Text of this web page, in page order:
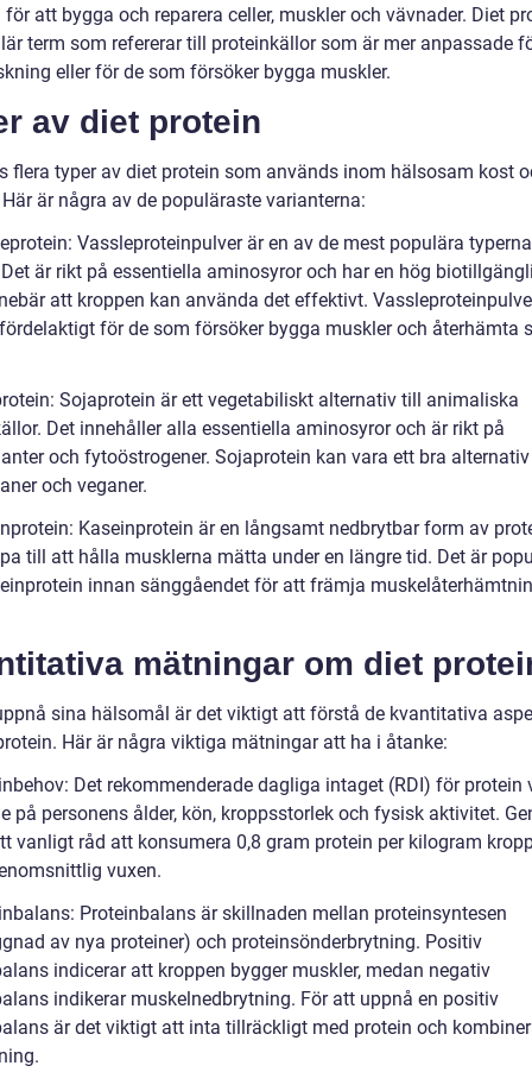
för att bygga och reparera celler, muskler och vävnader. Diet
term som refererar till proteinkällor som är mer anpassade
eller för de som försöker bygga muskler.
av diet protein
flera typer av diet protein som används inom hälsosam kost
är några av de populäraste varianterna:
Vassleproteinpulver är en av de mest populära
är rikt på essentiella aminosyror och har en hög
att kroppen kan använda det effektivt.
för de som försöker bygga muskler och återhämta
Sojaprotein är ett vegetabiliskt alternativ till animaliska
Det innehåller alla essentiella aminosyror och är rikt på
och fytoöstrogener. Sojaprotein kan vara ett bra
och veganer.
Kaseinprotein är en långsamt nedbrytbar form av
till att hålla musklerna mätta under en längre tid. Det är
innan sänggåendet för att främja
mätningar om diet
sina hälsomål är det viktigt att förstå de kvantitativa
Här är några viktiga mätningar att ha i åtanke:
Det rekommenderade dagliga intaget (RDI) för protein
på personens ålder, kön, kroppsstorlek och fysisk aktivitet.
vanligt råd att konsumera 0,8 gram protein per kilogram
vuxen.
Proteinbalans är skillnaden mellan proteinsyntesen
av nya proteiner) och proteinsönderbrytning. Positiv
indicerar att kroppen bygger muskler, medan negativ
indikerar muskelnedbrytning. För att uppnå en positiv
är det viktigt att inta tillräckligt med protein och